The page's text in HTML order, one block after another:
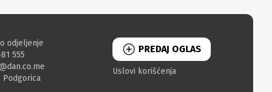
odjeljenje
555
Podgorica
PREDAJ OGLAS
Uslovi korišćenja